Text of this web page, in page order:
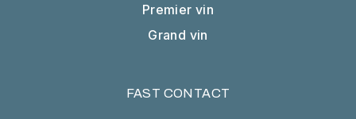
Premier vin
Grand vin
FAST CONTACT